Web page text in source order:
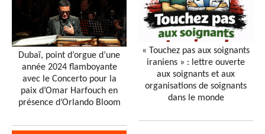
Dubaï, point d’orgue d’une
année 2024 flamboyante
avec le Concerto pour la
paix d’Omar Harfouch en
présence d’Orlando Bloom
« Touchez pas aux soignants
iraniens » : lettre ouverte
aux soignants et aux
organisations de soignants
dans le monde